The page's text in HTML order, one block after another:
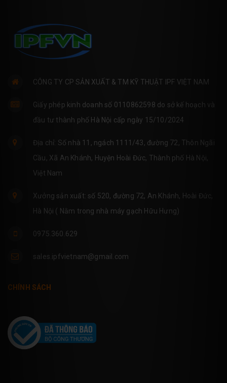
CÔNG TY CP SẢN XUẤT & TM KỸ THUẬT IPF VIỆT NAM
Giấy phép kinh doanh số 0110862598 do sở kế hoạch và
đầu tư thành phố Hà Nội cấp ngày 15/10/2024
Địa chỉ: Số nhà 11, ngách 1111/43, đường 72, Thôn Ngãi
Cầu, Xã An Khánh, Huyện Hoài Đức, Thành phố Hà Nội,
Việt Nam
Xưởng sản xuất: số 520, đường 72, An Khánh, Hoài Đức,
Hà Nội ( Nằm trong nhà máy gạch Hữu Hưng)
0975.360.629
sales.ipfvietnam@gmail.com
CHÍNH SÁCH